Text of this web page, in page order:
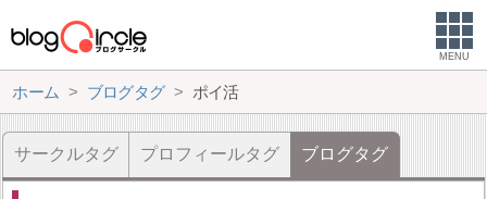
MENU
ホーム ブログタグ ポイ活
サークルタグ プロフィールタグ ブログタグ